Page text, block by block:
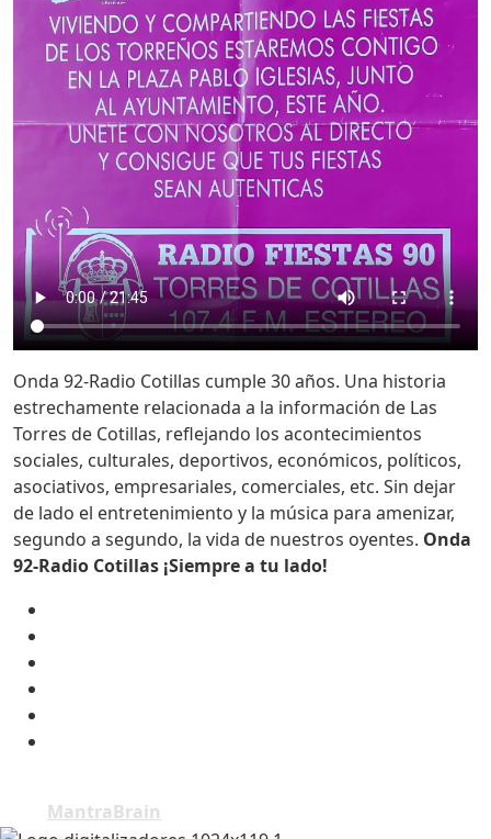
Onda 92-Radio Cotillas cumple 30 años. Una historia
estrechamente relacionada a la información de Las
Torres de Cotillas, reflejando los acontecimientos
sociales, culturales, deportivos, económicos, políticos,
asociativos, empresariales, comerciales, etc. Sin dejar
de lado el entretenimiento y la música para amenizar,
segundo a segundo, la vida de nuestros oyentes. Onda
92-Radio Cotillas ¡Siempre a tu lado!
MantraBrain